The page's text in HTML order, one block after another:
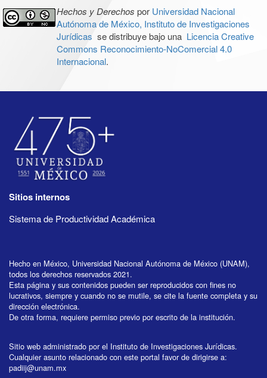
Hechos y Derechos por Universidad Nacional
Autónoma de México, Instituto de Investigaciones
Jurídicas se distribuye bajo una Licencia Creative
Commons Reconocimiento-NoComercial 4.0
Internacional.
Sitios internos
Sistema de Productividad Académica
Hecho en México, Universidad Nacional Autónoma de México (UNAM),
todos los derechos reservados 2021.
Esta página y sus contenidos pueden ser reproducidos con fines no
lucrativos, siempre y cuando no se mutile, se cite la fuente completa y su
dirección electrónica.
De otra forma, requiere permiso previo por escrito de la institución.
Sitio web administrado por el Instituto de Investigaciones Jurídicas.
Cualquier asunto relacionado con este portal favor de dirigirse a:
padiij@unam.mx